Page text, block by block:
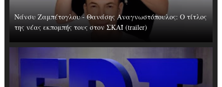
Νάνσυ Ζαμπέτογλου - Θανάσης Αναγνωστόπουλος: Ο τίτλος
της νέας εκπομπής τους στον ΣΚΑΪ (trailer)